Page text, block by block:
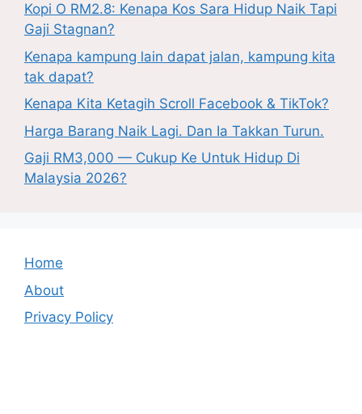
Kopi O RM2.8: Kenapa Kos Sara Hidup Naik Tapi
Gaji Stagnan?
Kenapa kampung lain dapat jalan, kampung kita
tak dapat?
Kenapa Kita Ketagih Scroll Facebook & TikTok?
Harga Barang Naik Lagi. Dan Ia Takkan Turun.
Gaji RM3,000 — Cukup Ke Untuk Hidup Di
Malaysia 2026?
Home
About
Privacy Policy